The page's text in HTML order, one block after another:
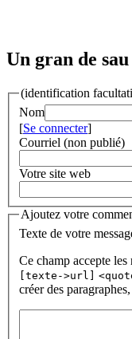
Un gran de sau
(identification
Nom
[Se connecter]
Courriel (non publié)
Votre site web
Ajoutez votre
Texte de votre
Ce champ accepte
[texte->url]
créer des